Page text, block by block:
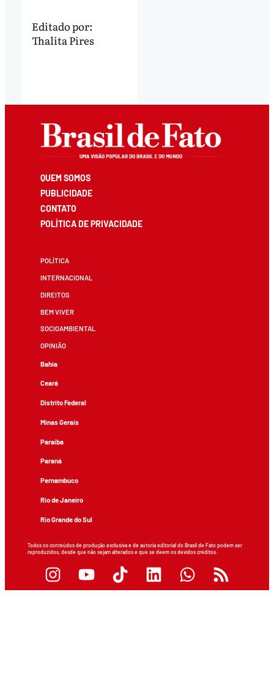
Editado por:
Thalita Pires
QUEM SOMOS
PUBLICIDADE
CONTATO
POLÍTICA DE PRIVACIDADE
POLÍTICA
INTERNACIONAL
DIREITOS
BEM VIVER
SOCIOAMBIENTAL
OPINIÃO
Bahia
Ceará
Distrito Federal
Minas Gerais
Paraíba
Paraná
Pernambuco
Rio de Janeiro
Rio Grande do Sul
Todos os conteúdos de produção exclusiva e de autoria editorial do Brasil de Fato podem ser
reproduzidos, desde que não sejam alterados e que se deem os devidos créditos.